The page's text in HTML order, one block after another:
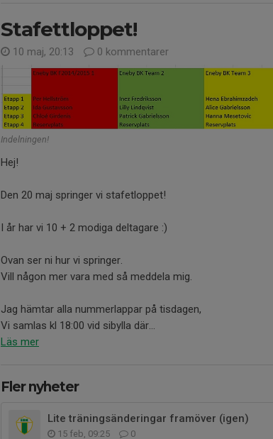
Stafettloppet!
10 maj, 20:13 0 kommentarer
Indelningen!
Hej!
Den 20 maj springer vi stafetloppet!
I år har vi 10 + 2 modiga deltagare :)
Ovan ser ni hur vi springer.
Vill någon mer vara med så meddela mig.
Jag hämtar alla nummerlappar på tisdagen,
Vi samlas kl 18:00 vid sibylla där...
Läs mer
Fler nyheter
Lite träningsänderingar framöver (igen)
15 feb, 09:25 0